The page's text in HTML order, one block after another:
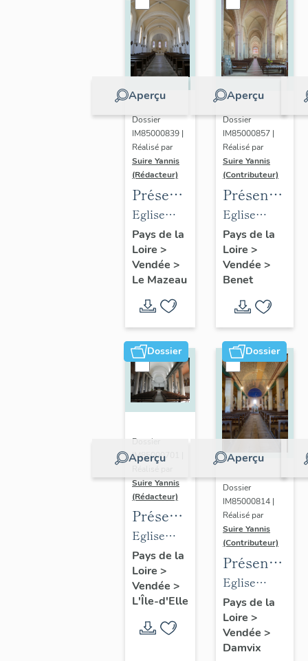
Aperçu
Dossier
IM85000839 |
Réalisé par
Suire Yannis
(Rédacteur)
Présentation
des
objets
mobiliers
de
du
Mazeau
Eglise
Notre-
Dame de
l'Immaculée
du
Mazeau
Pays de la
Loire >
Vendée >
Le Mazeau
Aperçu
Dossier
IM85000857 |
Réalisé par
Suire Yannis
(Contributeur)
Présentation
des
objets
mobiliers
de
Sainte-
Eulalie
de Benet
Eglise
paroissiale
Sainte-
Eulalie de
Pays de la
Loire >
Vendée >
Benet
Dossier
Aperçu
Dossier
IM85000701 |
Suire Yannis
(Rédacteur)
Présentation
des
objets
mobiliers
de
de L'Île-
Eglise
paroissiale
Saint-
Hilaire de
Pays de la
Loire >
Vendée >
L'Île-d'Elle
Dossier
Aperçu
Dossier
IM85000814 |
Réalisé par
Suire Yannis
(Contributeur)
Présentation
des
objets
mobiliers
de
Eglise
paroissiale
Saint-Guy
de Damvix
Pays de la
Loire >
Vendée >
Damvix